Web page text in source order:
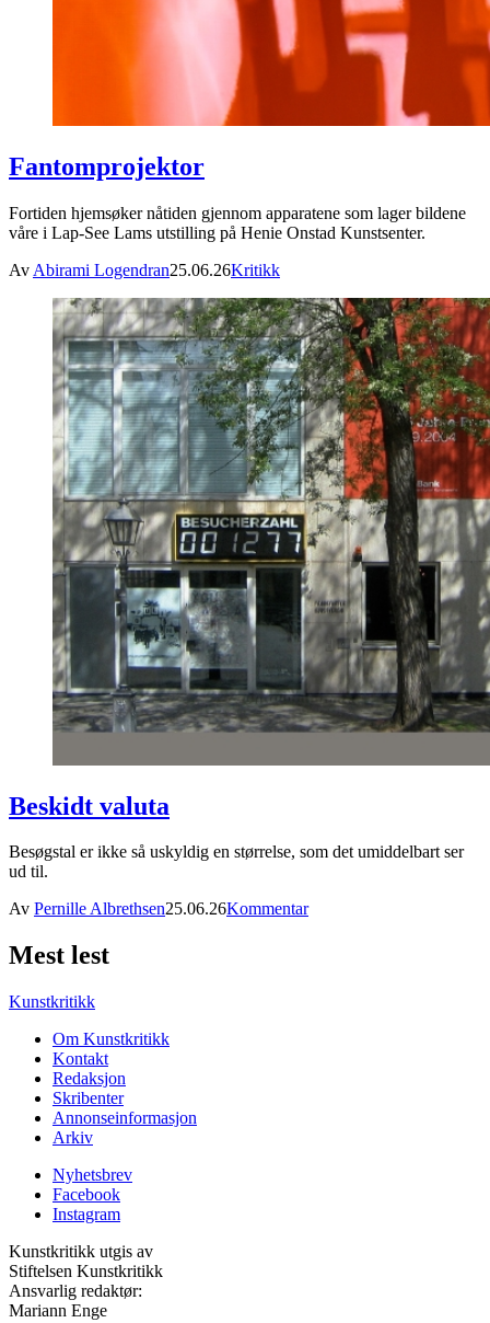
Fantomprojektor
Fortiden hjemsøker nåtiden gjennom apparatene som lager bildene
våre i Lap-See Lams utstilling på Henie Onstad Kunstsenter.
Av Abirami Logendran25.06.26Kritikk
Beskidt valuta
Besøgstal er ikke så uskyldig en størrelse, som det umiddelbart ser
ud til.
Av Pernille Albrethsen25.06.26Kommentar
Mest lest
Kunstkritikk
Om Kunstkritikk
Kontakt
Redaksjon
Skribenter
Annonseinformasjon
Arkiv
Nyhetsbrev
Facebook
Instagram
Kunstkritikk utgis av
Stiftelsen Kunstkritikk
Ansvarlig redaktør:
Mariann Enge